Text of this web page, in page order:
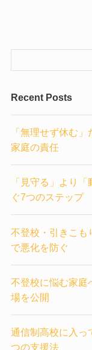
Recent Posts
「無理せず休む
家庭の責任
「見守る」より
ぐ7つのステップ
不登校・引きこも
で悪化を防ぐ
不登校に悩む家庭
場を公開
通信制高校に入っ
つの支援法